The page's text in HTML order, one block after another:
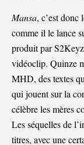
Mansa, c’est donc
comme il le lance
produit par
vidéoclip. Quinze
MHD, des textes
qui jouent sur la
célèbre les mères
Les séquelles de
titres, avec une